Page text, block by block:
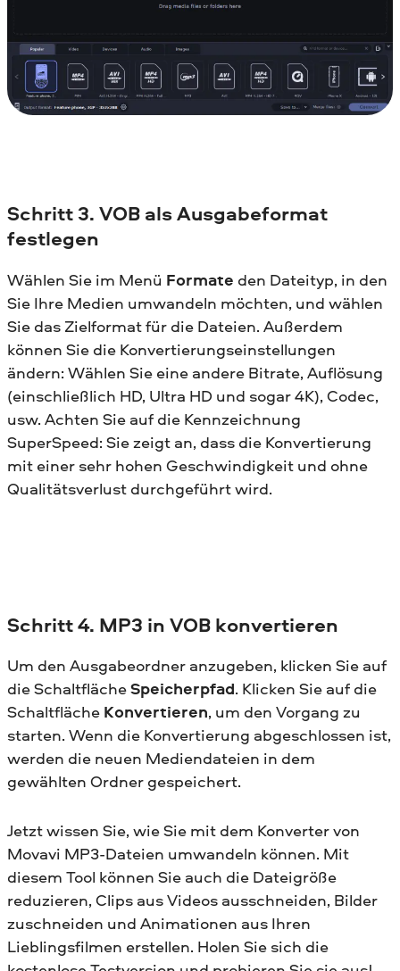
Schritt 3. VOB als Ausgabeformat
festlegen
Wählen Sie im Menü Formate den Dateityp, in den
Sie Ihre Medien umwandeln möchten, und wählen
Sie das Zielformat für die Dateien. Außerdem
können Sie die Konvertierungseinstellungen
ändern: Wählen Sie eine andere Bitrate, Auflösung
(einschließlich HD, Ultra HD und sogar 4K), Codec,
usw. Achten Sie auf die Kennzeichnung
SuperSpeed: Sie zeigt an, dass die Konvertierung
mit einer sehr hohen Geschwindigkeit und ohne
Qualitätsverlust durchgeführt wird.
Schritt 4. MP3 in VOB konvertieren
Um den Ausgabeordner anzugeben, klicken Sie auf
die SchaltflächeSpeicherpfad. Klicken Sie auf die
Schaltfläche Konvertieren, um den Vorgang zu
starten. Wenn die Konvertierung abgeschlossen ist,
werden die neuen Mediendateien in dem
gewählten Ordner gespeichert.
Jetzt wissen Sie, wie Sie mit dem Konverter von
Movavi MP3-Dateien umwandeln können. Mit
diesem Tool können Sie auch die Dateigröße
reduzieren, Clips aus Videos ausschneiden, Bilder
zuschneiden und Animationen aus Ihren
Lieblingsfilmen erstellen. Holen Sie sich die